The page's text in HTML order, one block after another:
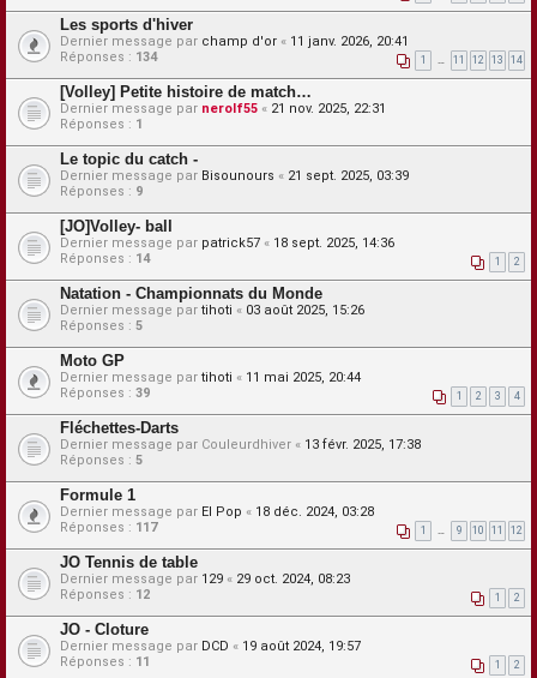
Les sports d'hiver
Dernier message par champ d'or « 11 janv. 2026, 20:41
Réponses : 134 1 … 11 12 13 14
[Volley] Petite histoire de match…
Dernier message par nerolf55 « 21 nov. 2025, 22:31
Réponses : 1
Le topic du catch -
Dernier message par Bisounours « 21 sept. 2025, 03:39
Réponses : 9
[JO]Volley- ball
Dernier message par patrick57 « 18 sept. 2025, 14:36
Réponses : 14 1 2
Natation - Championnats du Monde
Dernier message par tihoti « 03 août 2025, 15:26
Réponses : 5
Moto GP
Dernier message par tihoti « 11 mai 2025, 20:44
Réponses : 39 1 2 3 4
Fléchettes-Darts
Dernier message par Couleurdhiver « 13 févr. 2025, 17:38
Réponses : 5
Formule 1
Dernier message par El Pop « 18 déc. 2024, 03:28
Réponses : 117 1 … 9 10 11 12
JO Tennis de table
Dernier message par 129 « 29 oct. 2024, 08:23
Réponses : 12 1 2
JO - Cloture
Dernier message par DCD « 19 août 2024, 19:57
Réponses : 11 1 2